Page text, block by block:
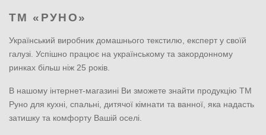
ТМ «РУНО»
Український виробник домашнього текстилю, експерт у своїй
галузі. Успішно працює на українському та закордонному
ринках більш ніж 25 років.
В нашому інтернет-магазині Ви зможете знайти продукцію ТМ
Руно для кухні, спальні, дитячої кімнати та ванної, яка надасть
затишку та комфорту Вашій оселі.